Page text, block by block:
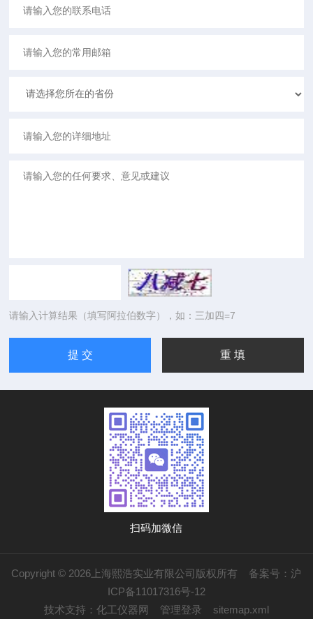
请输入计算结果（填写阿拉伯数字），如：三加四=7
扫码加微信
Copyright © 2026上海熙浩实业有限公司版权所有 备案号：沪
ICP备11017316号-12
技术支持： 化工仪器网 管理登录 sitemap.xml